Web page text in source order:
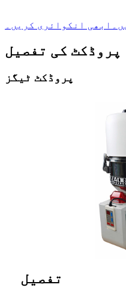
ابھی انکوائری کریں۔
پروڈکٹ کی تفصیل
پروڈکٹ ٹیگز
تفصیل